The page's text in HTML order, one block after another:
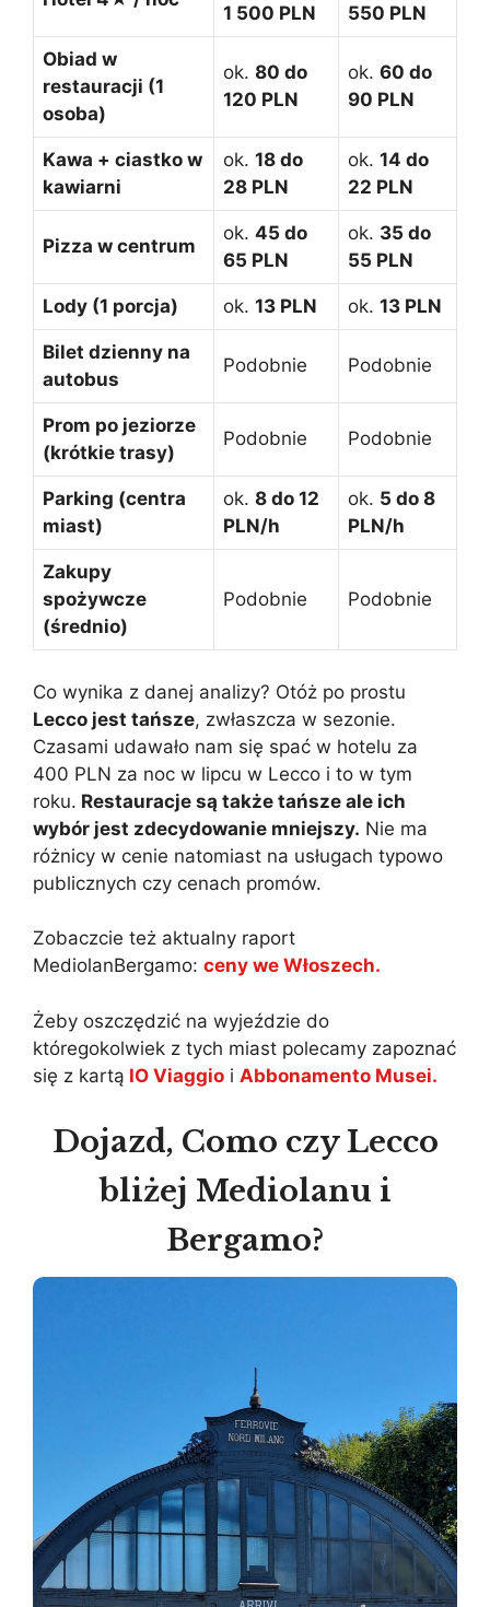
1 500 PLN
550 PLN
Obiad w
restauracji (1
osoba)
ok. 80 do
120 PLN
ok. 60 do
90 PLN
Kawa + ciastko w
kawiarni
ok. 18 do
28 PLN
ok. 14 do
22 PLN
Pizza w centrum
ok. 45 do
65 PLN
ok. 35 do
55 PLN
Lody (1 porcja) ok. 13 PLN ok. 13 PLN
Bilet dzienny na
autobus
Podobnie Podobnie
Prom po jeziorze
(krótkie trasy)
Podobnie Podobnie
Parking (centra
miast)
ok. 8 do 12
PLN/h
ok. 5 do 8
PLN/h
Zakupy
spożywcze
(średnio)
Podobnie Podobnie
Co wynika z danej analizy? Otóż po prostu
Lecco jest tańsze, zwłaszcza w sezonie.
Czasami udawało nam się spać w hotelu za
400 PLN za noc w lipcu w Lecco i to w tym
roku. Restauracje są także tańsze ale ich
wybór jest zdecydowanie mniejszy. Nie ma
różnicy w cenie natomiast na usługach typowo
publicznych czy cenach promów.
Zobaczcie też aktualny raport
MediolanBergamo: ceny we Włoszech.
Żeby oszczędzić na wyjeździe do
któregokolwiek z tych miast polecamy zapoznać
się z kartą IO Viaggio i Abbonamento Musei.
Dojazd, Como czy Lecco
bliżej Mediolanu i
Bergamo?